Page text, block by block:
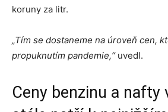
koruny za litr.
„Tím se dostaneme na úroveň cen,
propuknutím pandemie,“uvedl.
Ceny benzinu a nafty